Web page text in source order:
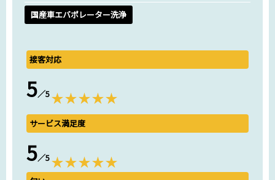
国産車エバポレーター洗浄
接客対応
5／5
サービス満足度
5／5